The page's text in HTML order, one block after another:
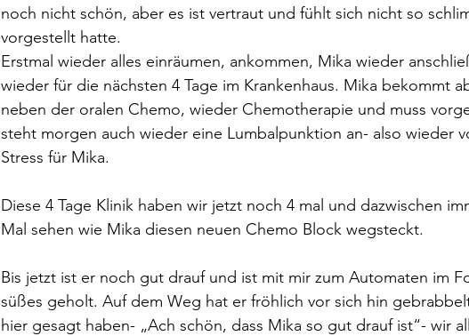
noch nicht schön, aber es ist vertraut und fühlt sich nicht so
vorgestellt hatte.
Erstmal wieder alles einräumen, ankommen, Mika wieder
wieder für die nächsten 4 Tage im Krankenhaus. Mika bekommt
neben der oralen Chemo, wieder Chemotherapie und muss
steht morgen auch wieder eine Lumbalpunktion an- also wieder
Stress für Mika.
Diese 4 Tage Klinik haben wir jetzt noch 4 mal und dazwischen
Mal sehen wie Mika diesen neuen Chemo Block wegsteckt.
Bis jetzt ist er noch gut drauf und ist mit mir zum Automaten im
süßes geholt. Auf dem Weg hat er fröhlich vor sich hin
hier gesagt haben- „Ach schön, dass Mika so gut drauf ist“- wir